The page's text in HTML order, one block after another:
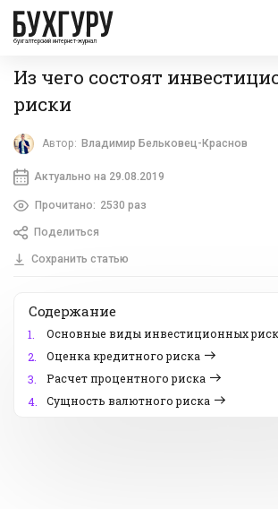
бухгалтерский интернет-журнал
Из чего состоят
риски
Автор: Владимир Бельковец-Краснов
Актуально на 29.08.2019
Прочитано: 2530 раз
Поделиться
Сохранить статью
Содержание
1.
Основные виды инвестиционных
2.
Оценка кредитного риска
3.
Расчет процентного риска
4.
Сущность валютного риска